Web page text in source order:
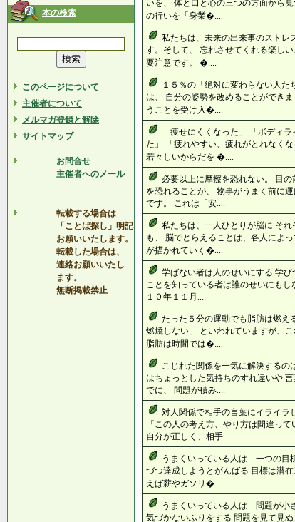
本の検索
このページについて
主催者について
メルマガ登録と解除
サイトマップ
お問合せ
主催者へのメール
転載する場合は
「ことば探し」明記
お願いいたします。
転載した場合は、
連絡お願いいたし
ます。
無断掲載禁止
いを、 体と口と心の三つの方面から
の行いを「身業�....
私たちは、未来の出来事のストレ
す。そして、 忘れさせてくれる楽し
要注意です。 �....
１５％の「絶対に変わらない人
は、 自分の姿勢を改めることができ
うことを受け入�....
「痩せにくくなった」 「ボディ
た」 「疲れやすい、疲れがとれなく
若々しいからだを �....
必要以上に摩擦を恐れない。 目
を恐れることが、 物事がうまく前に
です。 これは「安....
私たちは、一人ひとりが脳に そ
も、 脳でとらえることは、各人によ
が描かれていく�....
学ばない者は人のせいにする 学
ことを知っている者は誰のせいにも
１０年１１月....
たった５分の運動でも脂肪は燃え
燃焼しない」 といわれていますが、
脂肪は時間では�....
こじれた関係を一気に解決するの
はちょっとした気持ちのすれ違いや
でに、 問題が積み....
対人関係で相手の言葉にイライラ
「この人の考え方、やり方は間違っ
自分が正しく、相手....
うまくいっている人は…一つの目
づつ達成しようとがんばる 目標は潜
えば薪やガソリ�....
うまくいっている人は…問題が小
気づかないふりをする 問題を見て見